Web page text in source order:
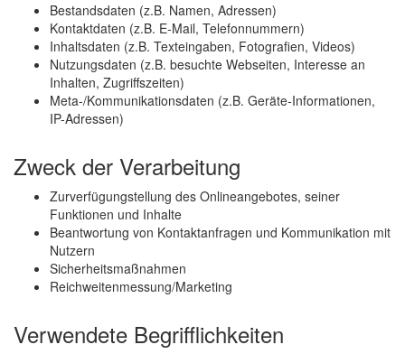
Bestandsdaten (z.B. Namen, Adressen)
Kontaktdaten (z.B. E-Mail, Telefonnummern)
Inhaltsdaten (z.B. Texteingaben, Fotografien, Videos)
Nutzungsdaten (z.B. besuchte Webseiten, Interesse an
Inhalten, Zugriffszeiten)
Meta-/Kommunikationsdaten (z.B. Geräte-Informationen,
IP-Adressen)
Zweck der Verarbeitung
Zurverfügungstellung des Onlineangebotes, seiner
Funktionen und Inhalte
Beantwortung von Kontaktanfragen und Kommunikation mit
Nutzern
Sicherheitsmaßnahmen
Reichweitenmessung/Marketing
Verwendete Begrifflichkeiten